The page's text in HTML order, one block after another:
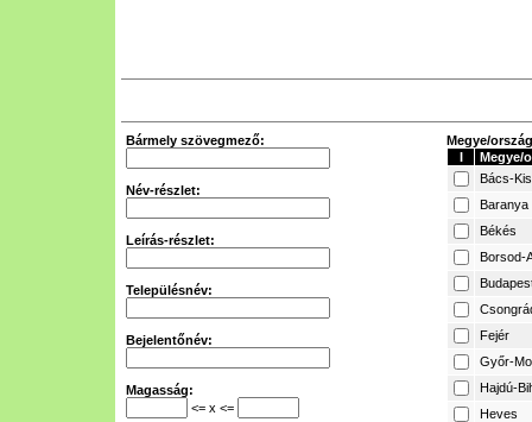
Bármely szövegmező:
Név-részlet:
Leírás-részlet:
Településnév:
Bejelentőnév:
Magasság:
<= x <=
Megye/
I
Megye/
Bács-
Baranya
Békés
Borsod-
Fejér
Győr-
Hajdú-
Heves